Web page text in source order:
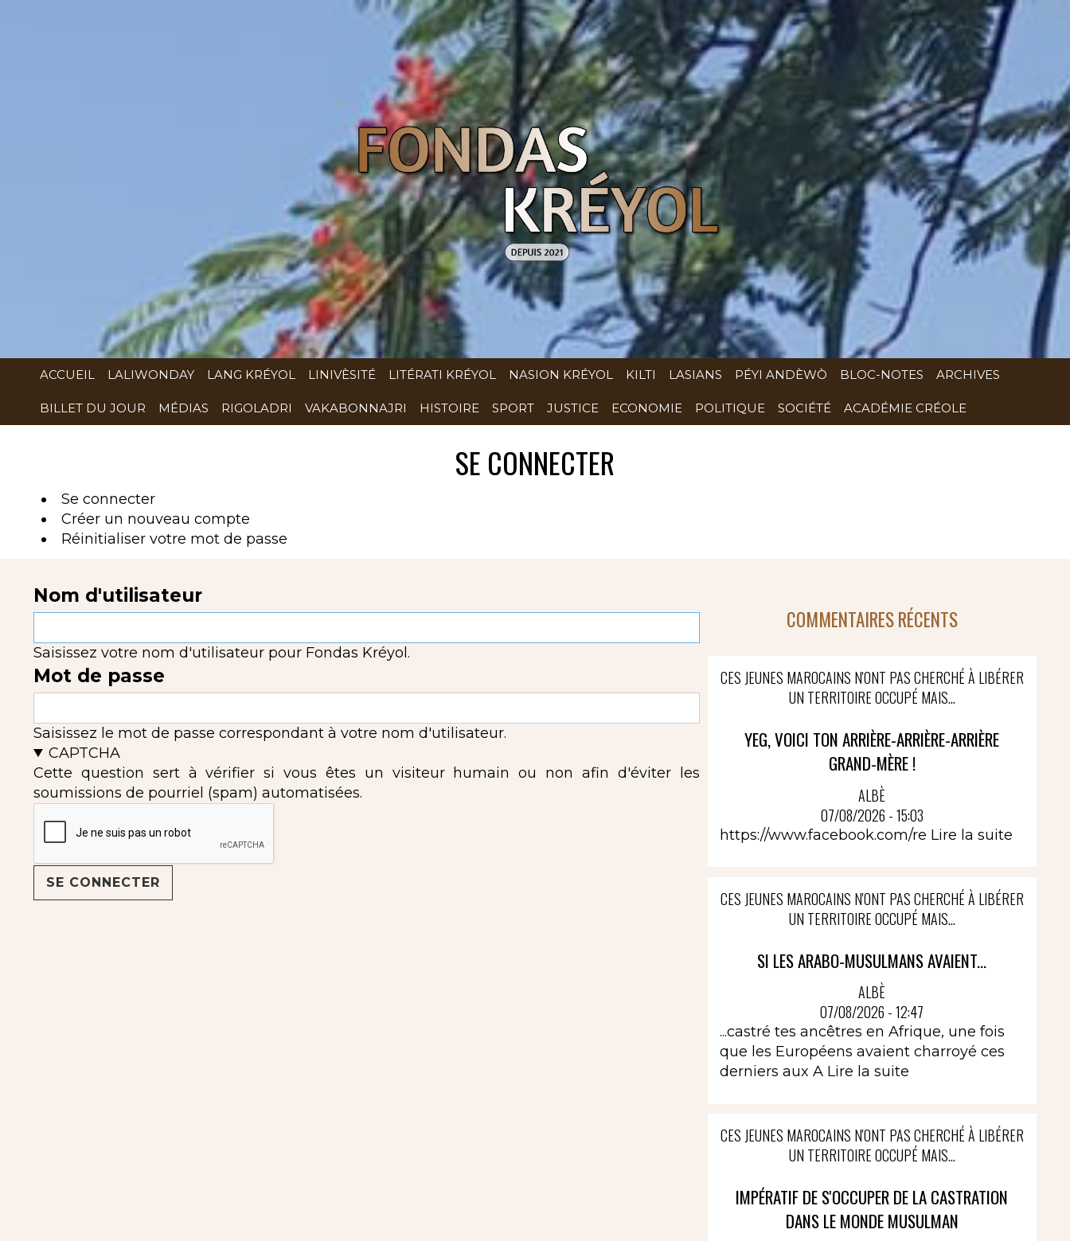
ACCUEIL LALIWONDAY LANG KRÉYOL LINIVÈSITÉ LITÉRATI KRÉYOL NASION KRÉYOL KILTI LASIANS PÉYI ANDÈWÒ BLOC-NOTES ARCHIVES
BILLET DU JOUR MÉDIAS RIGOLADRI VAKABONNAJRI HISTOIRE SPORT JUSTICE ECONOMIE POLITIQUE SOCIÉTÉ ACADÉMIE CRÉOLE
SE CONNECTER
Se connecter
actif)
Créer un nouveau compte
Réinitialiser votre mot de passe
Nom d'utilisateur
Saisissez votre nom d'utilisateur pour Fondas Kréyol.
Mot de passe
Saisissez le mot de passe correspondant à votre nom d'utilisateur.
CAPTCHA
Cette question sert à vérifier si vous êtes un visiteur humain ou non afin d'éviter les
soumissions de pourriel (spam) automatisées.
COMMENTAIRES RÉCENTS
CES JEUNES MAROCAINS N'ONT PAS CHERCHÉ À LIBÉRER
UN TERRITOIRE OCCUPÉ MAIS...
YEG, VOICI TON ARRIÈRE-ARRIÈRE-ARRIÈRE
GRAND-MÈRE !
ALBÈ
07/08/2026 - 15:03
https://www.facebook.com/re Lire la suite
CES JEUNES MAROCAINS N'ONT PAS CHERCHÉ À LIBÉRER
UN TERRITOIRE OCCUPÉ MAIS...
SI LES ARABO-MUSULMANS AVAIENT...
ALBÈ
07/08/2026 - 12:47
...castré tes ancêtres en Afrique, une fois
que les Européens avaient charroyé ces
derniers aux A Lire la suite
CES JEUNES MAROCAINS N'ONT PAS CHERCHÉ À LIBÉRER
UN TERRITOIRE OCCUPÉ MAIS...
IMPÉRATIF DE S'OCCUPER DE LA CASTRATION
DANS LE MONDE MUSULMAN